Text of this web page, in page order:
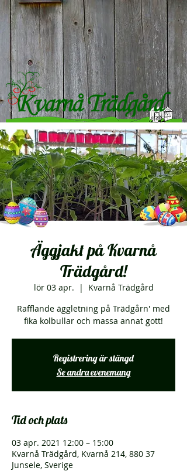
Äggjakt på Kvarnå
Trädgård!
lör 03 apr.
  |
Kvarnå Trädgård
Rafflande äggletning på Trädgårn' med
fika kolbullar och massa annat gott!
Registrering är stängd
Se andra evenemang
Tid och plats
03 apr. 2021 12:00 – 15:00
Kvarnå Trädgård, Kvarnå 214, 880 37
Junsele, Sverige